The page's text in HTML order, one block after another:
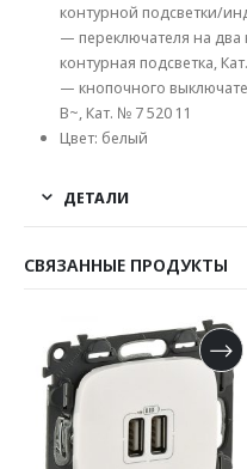
контурной подсветки/
— переключателя на два
контурная подсветка,
— кнопочного
В~, Кат. № 7 520 11
Цвет: белый
ДЕТАЛИ
СВЯЗАННЫЕ ПРОДУКТЫ